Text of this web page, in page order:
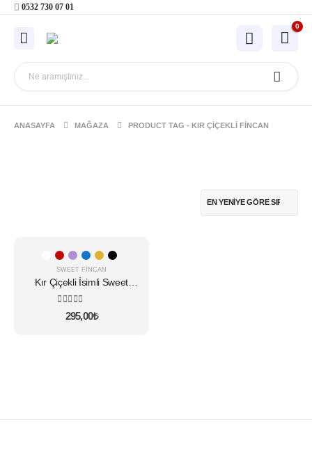
0532 730 07 01
0
ANASAYFA MAĞAZA PRODUCT TAG - KIR ÇIÇEKLI FINCAN
birden
varyasyonu
SWEET FINCAN
Kır Çiçekli İsimli Sweet
Fincan
5.005 üzerinden
295,00₺